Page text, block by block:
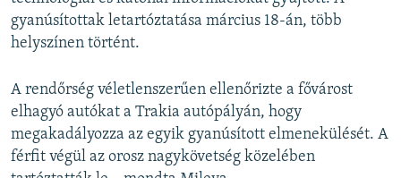
gyanúsítottak letartóztatása március 18-án, több
helyszínen történt.
A rendőrség véletlenszerűen ellenőrizte a fővárost
elhagyó autókat a Trakia autópályán, hogy
megakadályozza az egyik gyanúsított elmenekülését. A
férfit végül az orosz nagykövetség közelében